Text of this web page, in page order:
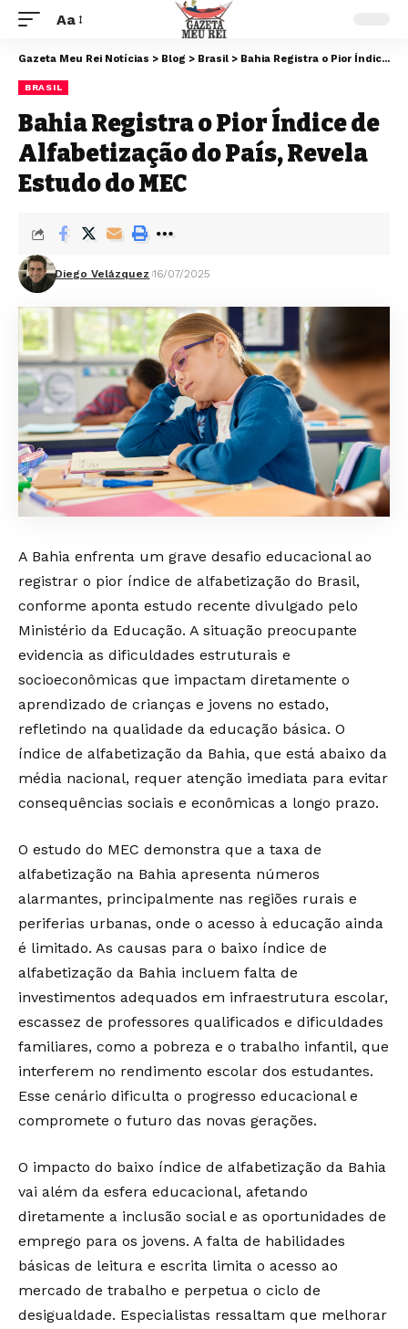
Aa
Gazeta Meu Rei Notícias > Blog > Brasil > Bahia Registra o Pior Índice de Alfabetização do País, Revela Estudo do MEC
BRASIL
Bahia Registra o Pior Índice de
Alfabetização do País, Revela
Estudo do MEC
Diego Velázquez 16/07/2025
A Bahia enfrenta um grave desafio educacional ao
registrar o pior índice de alfabetização do Brasil,
conforme aponta estudo recente divulgado pelo
Ministério da Educação. A situação preocupante
evidencia as dificuldades estruturais e
socioeconômicas que impactam diretamente o
aprendizado de crianças e jovens no estado,
refletindo na qualidade da educação básica. O
índice de alfabetização da Bahia, que está abaixo da
média nacional, requer atenção imediata para evitar
consequências sociais e econômicas a longo prazo.
O estudo do MEC demonstra que a taxa de
alfabetização na Bahia apresenta números
alarmantes, principalmente nas regiões rurais e
periferias urbanas, onde o acesso à educação ainda
é limitado. As causas para o baixo índice de
alfabetização da Bahia incluem falta de
investimentos adequados em infraestrutura escolar,
escassez de professores qualificados e dificuldades
familiares, como a pobreza e o trabalho infantil, que
interferem no rendimento escolar dos estudantes.
Esse cenário dificulta o progresso educacional e
compromete o futuro das novas gerações.
O impacto do baixo índice de alfabetização da Bahia
vai além da esfera educacional, afetando
diretamente a inclusão social e as oportunidades de
emprego para os jovens. A falta de habilidades
básicas de leitura e escrita limita o acesso ao
mercado de trabalho e perpetua o ciclo de
desigualdade. Especialistas ressaltam que melhorar